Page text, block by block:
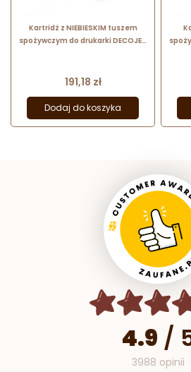
Kartridż z NIEBIESKIM tuszem
spożywczym do drukarki DECOJET
Cena
191,18 zł
Dodaj do koszyka
4.9 /
3988 opinii